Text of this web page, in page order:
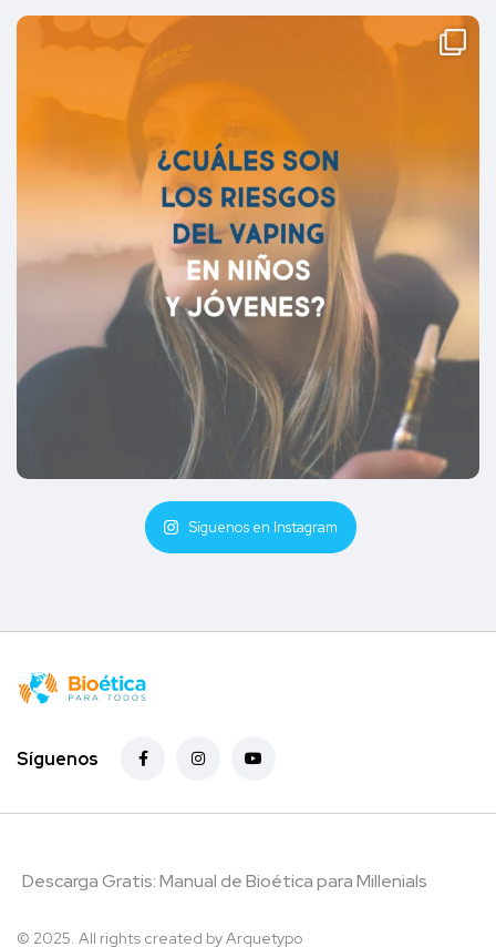
Síguenos en Instagram
Síguenos
Descarga Gratis: Manual de Bioética para Millenials
© 2025. All rights created byArquetypo